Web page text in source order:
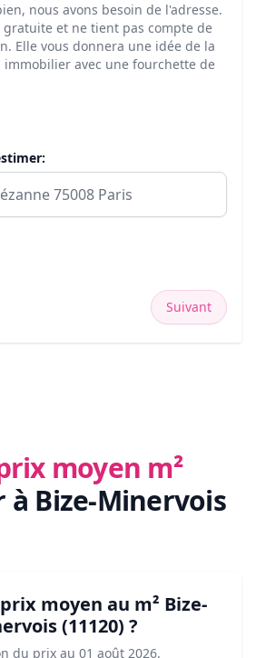
nous avons besoin de l'adresse.
gratuite et ne tient pas compte de
Elle vous donnera une idée de la
avec une fourchette de
Suivant
moyen m²
à Bize-Minervois
moyen au m² Bize-
(11120) ?
du prix au 01 août 2026.